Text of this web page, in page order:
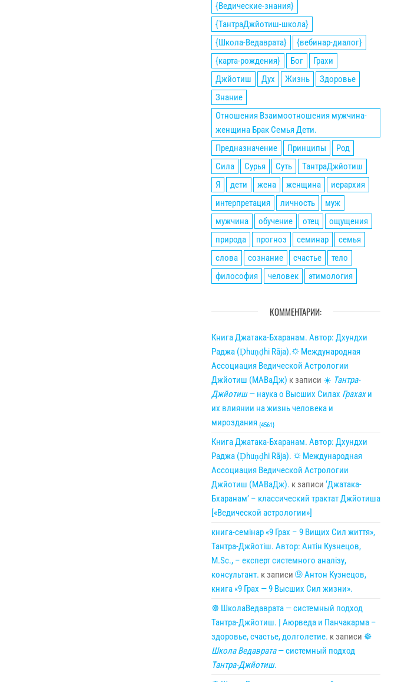
{Ведические-знания}
{ТантраДжйотиш-школа}
{Школа-Ведаврата}
{вебинар-диалог}
{карта-рождения}
Бог
Грахи
Джйотиш
Дух Жизнь
Здоровье
Знание
Отношения Взаимоотношения мужчина-
женщина Брак Семья Дети.
Предназначение
Принципы
Род
Сила
Сурья Суть
ТантраДжйотиш
Я
дети жена женщина
иерархия
интерпретация
личность
муж
мужчина
обучение отец
ощущения
природа
прогноз семинар
семья
слова
сознание счастье
тело
философия
человек этимология
КОММЕНТАРИИ:
Книга Джатака-Бхаранам. Автор: Дхундхи
Раджа (Ḍhuṇḍhi Rāja).🌣 Международная
Ассоциация Ведической Астрологии
Джйотиш (МАВаДж) к записи ☀ Тантра-
Джйотиш— наука о Высших Силах Грахахи
их влиянии на жизнь человека и
мироздания {4561}
Книга Джатака-Бхаранам. Автор: Дхундхи
Раджа (Ḍhuṇḍhi Rāja). 🌣 Международная
Ассоциация Ведической Астрологии
Джйотиш (МАВаДж). к записи ‘Джатака-
Бхаранам’ – классический трактат Джйотиша
[«Ведической астрологии»]
книга-семінар «9 Грах – 9 Вищих Сил життя»,
Тантра-Джйотіш. Автор: Антін Кузнецов,
M.Sc., – експерт системного аналізу,
консультант. к записи ➈ Антон Кузнецов,
книга «9 Грах — 9 Высших Сил жизни».
☸ ШколаВедаврата — системный подход
Тантра-Джйотиш. | Аюрведа и Панчакарма –
здоровье, счастье, долголетие. к записи ☸
Школа Ведаврата— системный подход
Тантра-Джйотиш.